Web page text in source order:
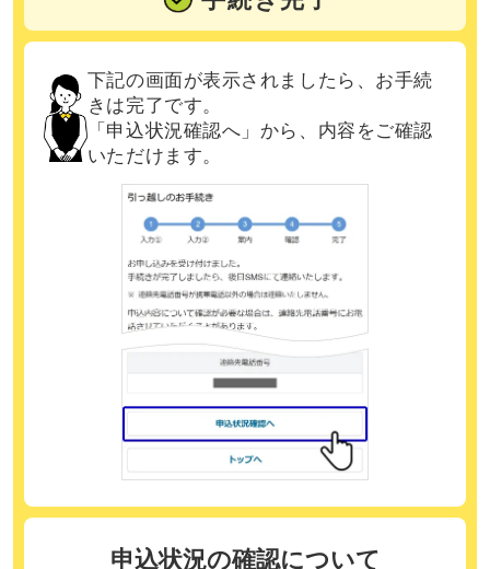
下記の画面が表示されましたら、お手続
きは完了です。
「申込状況確認へ」から、内容をご確認
いただけます。
申込状況の確認について